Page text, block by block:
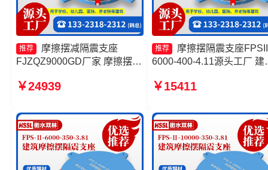
推荐
摩擦摆减隔震支座
FJZQZ9000GD厂家 摩擦摆支
座FPSII-5000-300-3.48厂家
￥24939
推荐
摩擦摆隔震支座
6000-400-4.11源头工厂 建
座厂家 FPS隔震支座
￥15411